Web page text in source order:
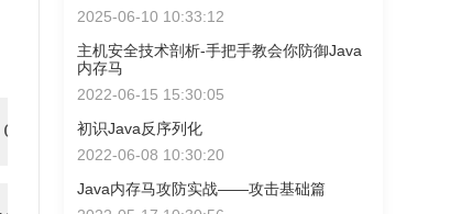
2025-06-10 10:33:12
主机安全技术剖析-手把手教会你防御Java
内存马
2022-06-15 15:30:05
初识Java反序列化
2022-06-08 10:30:20
Java内存马攻防实战——攻击基础篇